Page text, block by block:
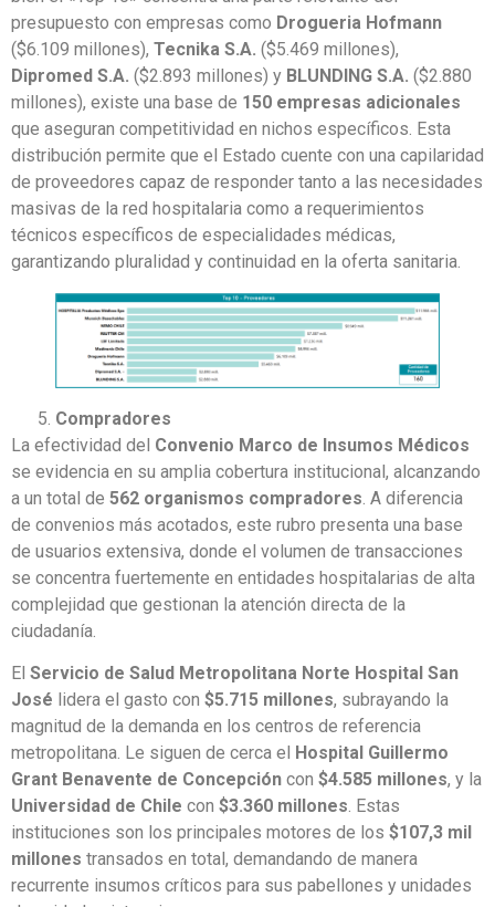
presupuesto con empresas como Drogueria Hofmann
($6.109 millones), Tecnika S.A. ($5.469 millones),
Dipromed S.A. ($2.893 millones) y BLUNDING S.A. ($2.880
millones), existe una base de 150 empresas adicionales
que aseguran competitividad en nichos específicos. Esta
distribución permite que el Estado cuente con una capilaridad
de proveedores capaz de responder tanto a las necesidades
masivas de la red hospitalaria como a requerimientos
técnicos específicos de especialidades médicas,
garantizando pluralidad y continuidad en la oferta sanitaria.
Compradores
La efectividad del Convenio Marco de Insumos Médicos
se evidencia en su amplia cobertura institucional, alcanzando
a un total de 562 organismos compradores . A diferencia
de convenios más acotados, este rubro presenta una base
de usuarios extensiva, donde el volumen de transacciones
se concentra fuertemente en entidades hospitalarias de alta
complejidad que gestionan la atención directa de la
ciudadanía.
El Servicio de Salud Metropolitana Norte Hospital San
José lidera el gasto con $5.715 millones, subrayando la
magnitud de la demanda en los centros de referencia
metropolitana. Le siguen de cerca el Hospital Guillermo
Grant Benavente de Concepción con $4.585 millones, y la
Universidad de Chile con $3.360 millones. Estas
instituciones son los principales motores de los $107,3 mil
millones transados en total, demandando de manera
recurrente insumos críticos para sus pabellones y unidades